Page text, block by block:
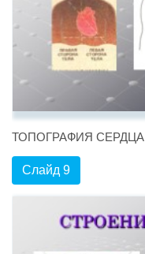
ТОПОГРАФИЯ СЕРДЦА
Слайд 9